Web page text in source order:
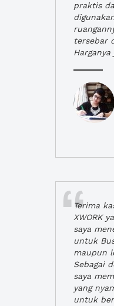
praktis
tersebar
Terima
XWORK
saya
untuk
maupun
Sebagai
saya
yang
untuk